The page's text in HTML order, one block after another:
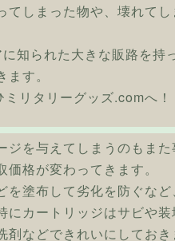
しまった物や、壊れて
知られた大きな販路を持
す。
リタリーグッズ.comへ！
を与えてしまうのもま
格が変わってきます。
塗布して劣化を防ぐな
カートリッジはサビや
などできれいにしておき